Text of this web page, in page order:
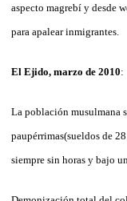
aspecto magrebí y desde
para apalear inmigrantes.
El Ejido, marzo de 2010:
La población musulmana
paupérrimas(sueldos de
siempre sin horas y bajo